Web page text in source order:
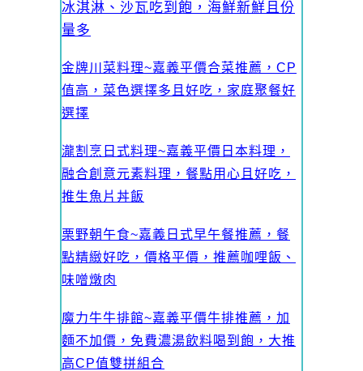
冰淇淋、沙瓦吃到飽，海鮮新鮮且份
量多
金牌川菜料理~嘉義平價合菜推薦，CP
值高，菜色選擇多且好吃，家庭聚餐好
選擇
瀧割烹日式料理~嘉義平價日本料理，
融合創意元素料理，餐點用心且好吃，
推生魚片丼飯
栗野朝午食~嘉義日式早午餐推薦，餐
點精緻好吃，價格平價，推薦咖哩飯、
味噌燉肉
魔力牛牛排館~嘉義平價牛排推薦，加
麵不加價，免費濃湯飲料喝到飽，大推
高CP值雙拼組合